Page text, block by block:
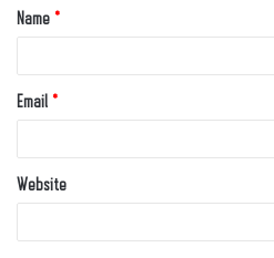
Name *
Email *
Website